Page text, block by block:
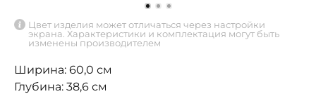
Цвет изделия может отличаться через настройки
экрана. Характеристики и комплектация могут быть
изменены производителем
Ширина: 60,0 см
Глубина: 38,6 см